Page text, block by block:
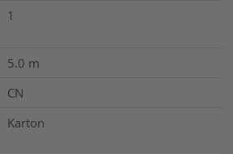
1
5.0 m
CN
Karton